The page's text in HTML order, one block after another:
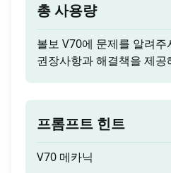
총 사용량
볼보 V70에 문제를 알려
권장사항과 해결책을 제공
프롬프트 힌트
V70 메카닉